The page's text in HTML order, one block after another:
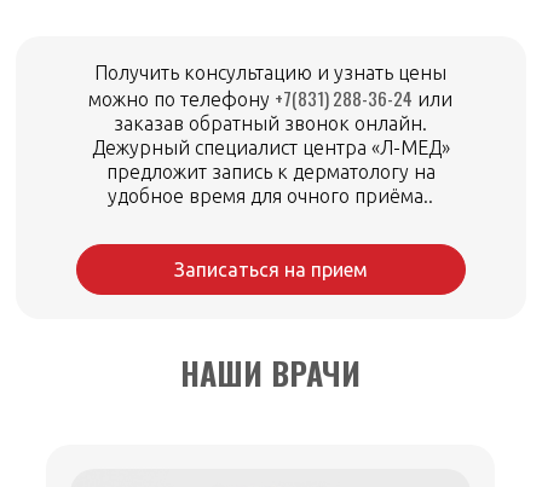
Получить консультацию и узнать цены
можно по телефону +7(831) 288-36-24 или
заказав обратный звонок онлайн.
Дежурный специалист центра «Л-МЕД»
предложит запись к дерматологу на
удобное время для очного приёма..
Записаться на прием
НАШИ ВРАЧИ